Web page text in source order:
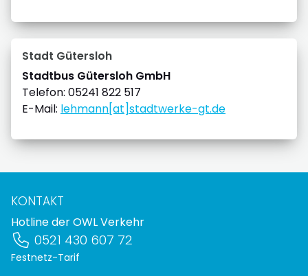
Stadt Gütersloh
Stadtbus Gütersloh GmbH
Telefon: 05241 822 517
E-Mail: lehmann[at]stadtwerke-gt.de
KONTAKT
Hotline der OWL Verkehr
0521 430 607 72
Festnetz-Tarif